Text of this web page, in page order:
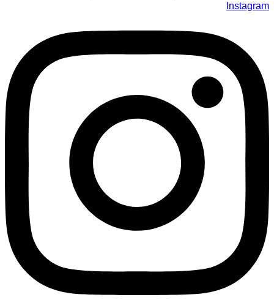
Instagram